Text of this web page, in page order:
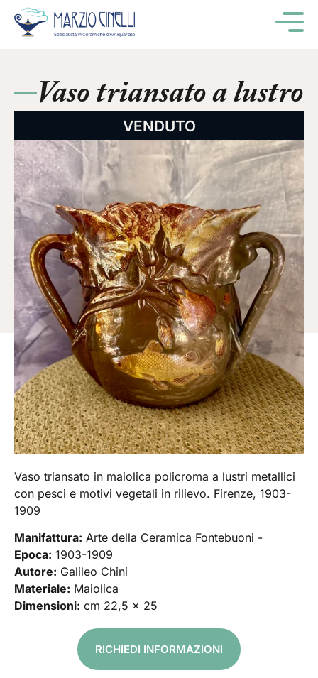
Vaso triansato a lustro
VENDUTO
Vaso triansato in maiolica policroma a lustri metallici
con pesci e motivi vegetali in rilievo. Firenze, 1903-
1909
Manifattura: Arte della Ceramica Fontebuoni -
Epoca: 1903-1909
Autore: Galileo Chini
Materiale: Maiolica
Dimensioni: cm 22,5 x 25
RICHIEDI INFORMAZIONI